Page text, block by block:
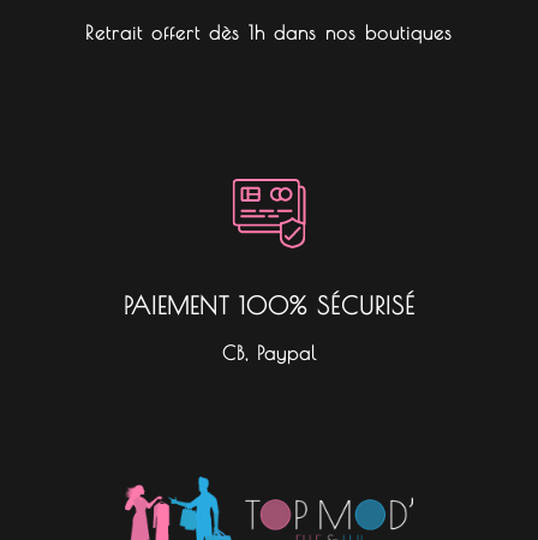
Retrait offert dès 1h dans nos boutiques
PAIEMENT 100% SÉCURISÉ
CB, Paypal